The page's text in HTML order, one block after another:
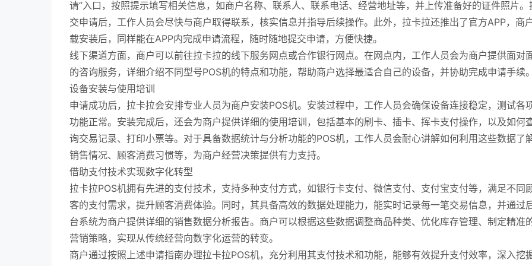
请”入口，按照提示填写相关信息，如商户名称、联系人、联系电话、经营地址等，并上传准备好的证件照片。
交申请后，工作人员会尽快与商户取得联系，核实信息并指导后续操作。此外，拉卡拉还推出了官方APP，商
载安装后，同样能在APP内完成申请流程，随时随地提交申请，方便快捷。
线下渠道方面，商户可以前往拉卡拉的线下服务网点或合作银行网点。在网点内，工作人员会为商户提供面对
的咨询服务，详细介绍不同型号POS机的特点和功能，帮助商户选择最适合自己的设备，并协助完成申请手续。
设备安装与使用培训
申请成功后，拉卡拉会安排专业人员为商户安装POS机。安装过程中，工作人员会确保设备连接稳定，测试各
功能正常。安装完成后，还会为商户提供详细的使用培训，包括基本的刷卡、插卡、挥卡支付操作，以及如何
询交易记录、打印小票等。对于具备数据统计与分析功能的POS机，工作人员会耐心讲解如何利用这些数据了
销售情况、顾客消费习惯等，为商户经营决策提供有力支持。
借助支付技术实现数字化转型
拉卡拉POS机拥有先进的支付技术，支持多种支付方式，如银行卡支付、微信支付、支付宝支付等，满足不同
客的支付需求，提升顾客消费体验。同时，其具备高效的数据处理能力，能实时记录每一笔交易信息，并通过
台系统为商户提供详细的销售数据分析报告。商户可以根据这些数据调整商品种类、优化库存管理、制定精准
营销策略，实现从传统经营向数字化运营的转变。
商户通过按照上述申请指南办理拉卡拉POS机，充分利用其支付技术和功能，能够有效提升支付效率，深入挖